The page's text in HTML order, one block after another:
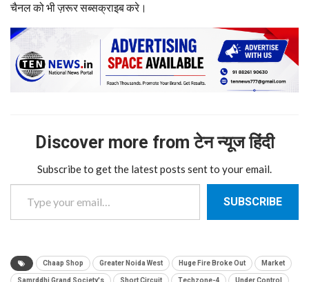
चैनल को भी ज़रूर सब्सक्राइब करे।
Discover more from टेन न्यूज हिंदी
Subscribe to get the latest posts sent to your email.
Type your email…
SUBSCRIBE
Chaap Shop Greater Noida West Huge Fire Broke Out Market
Samrddhi Grand Society's Short Circuit Techzone-4 Under Control